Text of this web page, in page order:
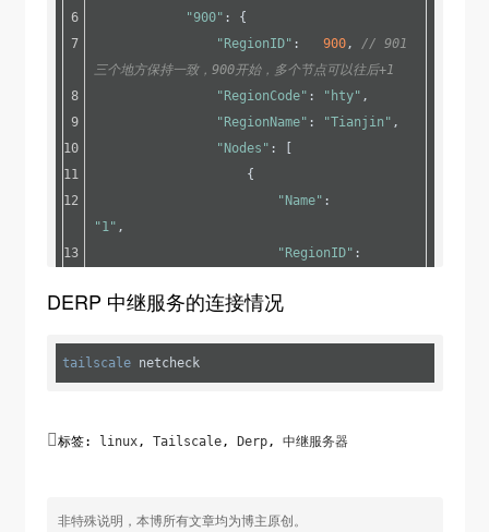
openssl req -x509 -newkey rsa:4096 -sha256
-days 3650 -nodes -keyout
/etc/derp/derp.myself.com.key -out
/etc/derp/derp.myself.com.crt -config
/etc/derp/openssl-san.cnf
"900" : {
"RegionID" : 900,
// 901
三个地方保持一致，900开始，多个节点可以往后+1
"RegionCode" : "hty" ,
"RegionName" : "Tianjin" ,
"Nodes" : [
                    {
"Name"
"1" ,
"RegionID"
"IPv4"
33445,
true,
            },
DERP 中继服务的连接情况
tailscale netcheck
标签: linux, Tailscale, Derp, 中继服务器
非特殊说明，本博所有文章均为博主原创。